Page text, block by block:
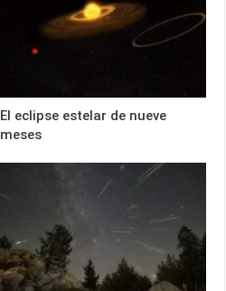
El eclipse estelar de nueve
meses